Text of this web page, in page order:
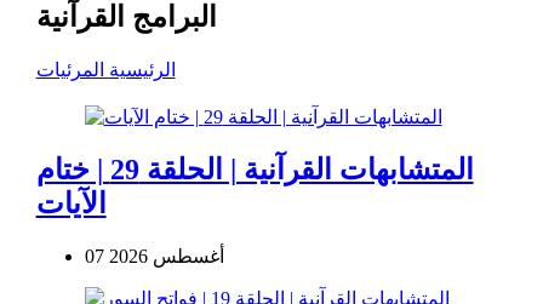
البرامج القرآنية
الرئيسية المرئيات
المتشابهات القرآنية | الحلقة 29 | ختام
الآيات
07 أغسطس 2026